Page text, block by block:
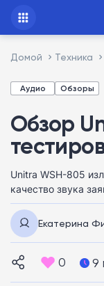
Домой Техника
Аудио Обзоры
Обзор
Unitra WSH-805
качество звука
Екатерина
0 9